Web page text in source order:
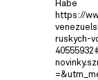
https://
ruskych-